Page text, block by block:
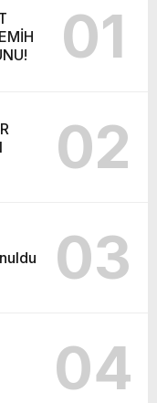
01
02
03
04